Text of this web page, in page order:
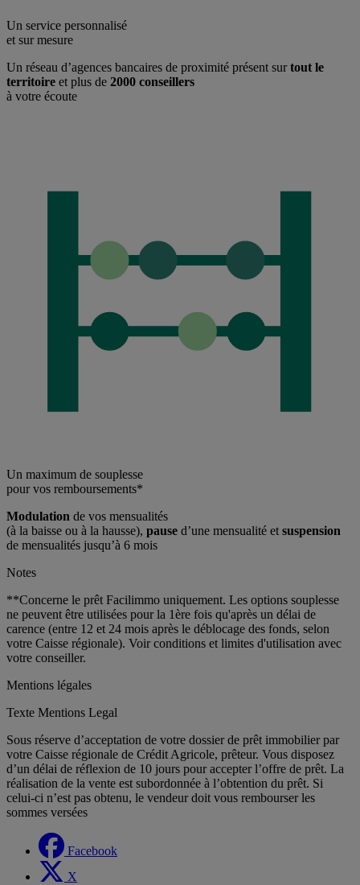
Un service personnalisé
et sur mesure
Un réseau d’agences bancaires de proximité présent surtout le
territoire et plus de 2000 conseillers
à votre écoute
Un maximum de souplesse
pour vos remboursements*
Modulation de vos mensualités
(à la baisse ou à la hausse), pause d’une mensualité etsuspension
de mensualités jusqu’à 6 mois
Notes
**Concerne le prêt Facilimmo uniquement. Les options souplesse
ne peuvent être utilisées pour la 1ère fois qu'après un délai de
carence (entre 12 et 24 mois après le déblocage des fonds, selon
votre Caisse régionale). Voir conditions et limites d'utilisation avec
votre conseiller.
Mentions légales
Texte Mentions Legal
Sous réserve d’acceptation de votre dossier de prêt immobilier par
votre Caisse régionale de Crédit Agricole, prêteur. Vous disposez
d’un délai de réflexion de 10 jours pour accepter l’offre de prêt. La
réalisation de la vente est subordonnée à l’obtention du prêt. Si
celui-ci n’est pas obtenu, le vendeur doit vous rembourser les
sommes versées
Facebook
X